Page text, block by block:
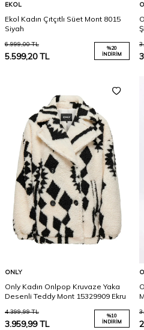
EKOL
Ekol Kadın Çıtçıtlı Süet Mont 8015
Siyah
6.999,00TL
5.599,20TL
%20
İNDIRIM
ONLY
Only Kadın Onlpop Kruvaze Yaka
Desenli Teddy Mont 15329909 Ekru
4.399,99TL
3.959,99TL
%10
İNDIRIM